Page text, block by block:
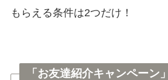
もらえる条件は2つだけ！
「お友達紹介キャンペーン